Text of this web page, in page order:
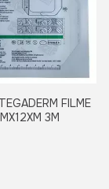
FILME
3M